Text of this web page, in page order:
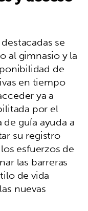
se
al gimnasio y la
de
en tiempo
ya a
por el
guía ayuda a
su registro
esfuerzos de
las barreras
de vida
nuevas